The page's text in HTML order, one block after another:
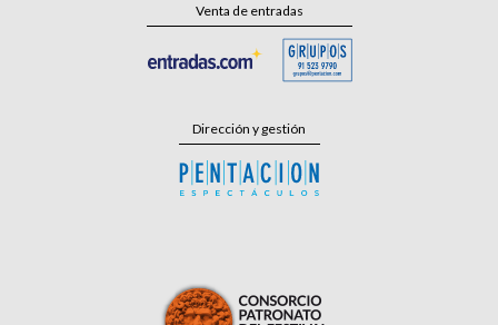
Venta de entradas
Dirección y gestión